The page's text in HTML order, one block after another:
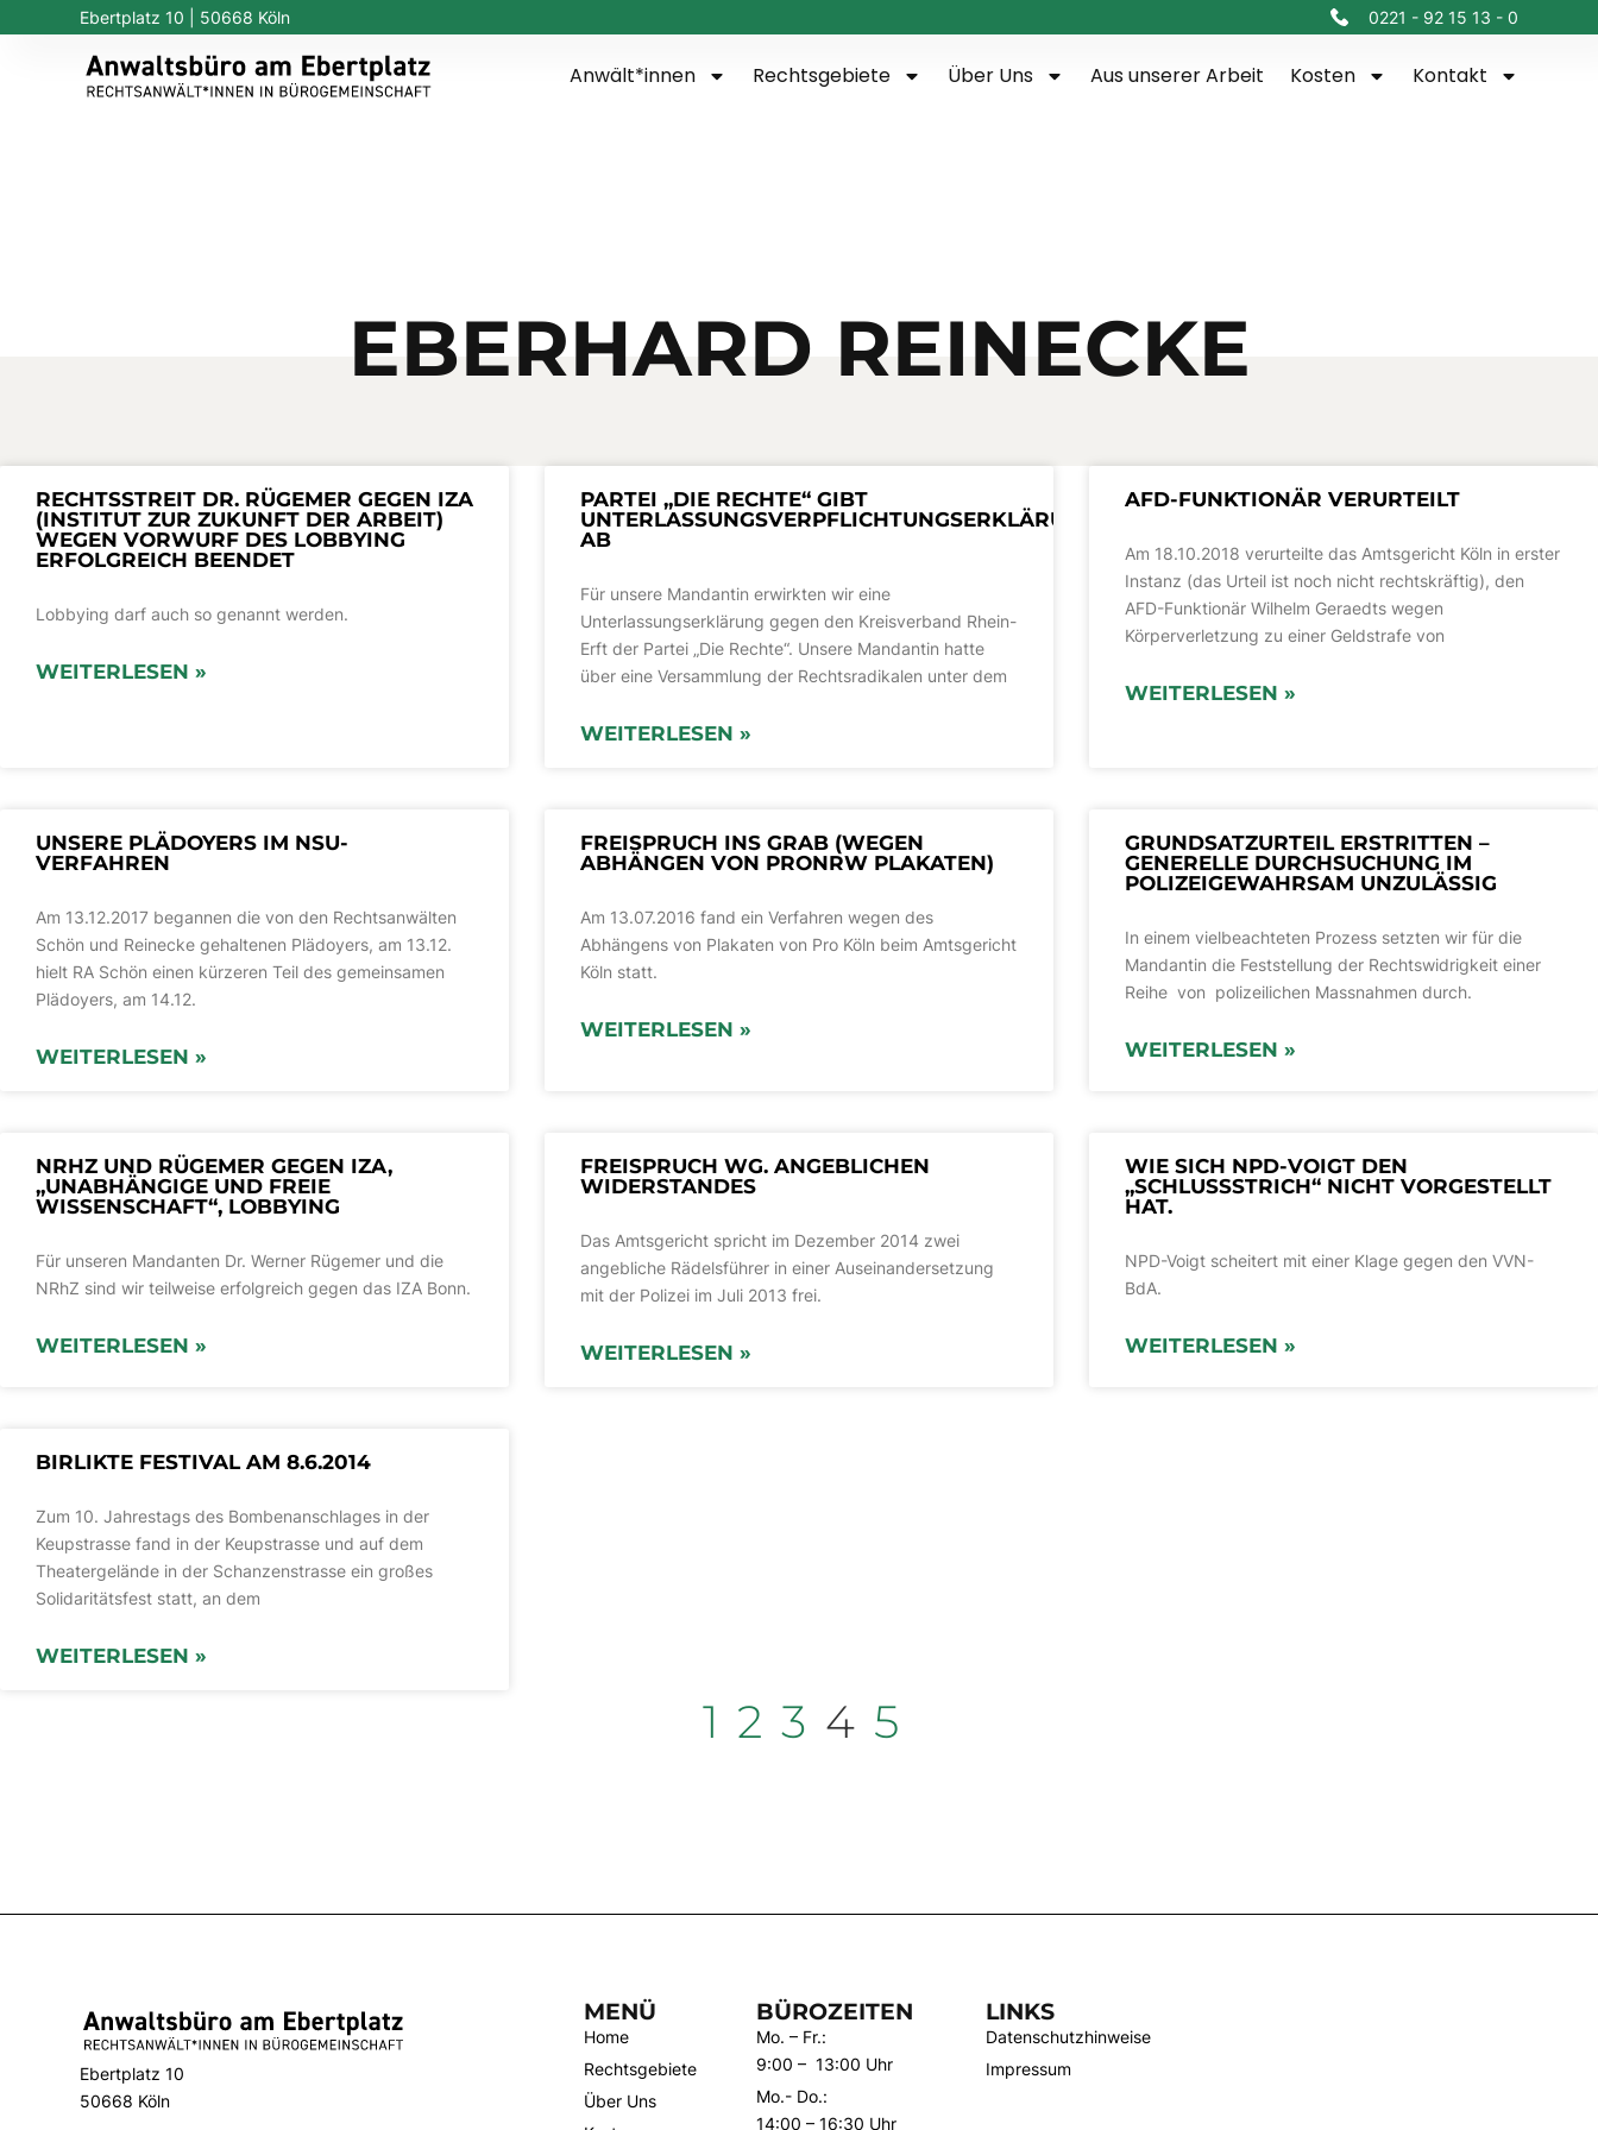
Ebertplatz 10 | 50668 Köln 0221 - 92 15 13 - 0
Anwält*innen Rechtsgebiete Über Uns Aus unserer Arbeit Kosten Kontakt
EBERHARD REINECKE
RECHTSSTREIT DR. RÜGEMER GEGEN IZA
(INSTITUT ZUR ZUKUNFT DER ARBEIT)
WEGEN VORWURF DES LOBBYING
ERFOLGREICH BEENDET
Lobbying darf auch so genannt werden.
WEITERLESEN »
PARTEI „DIE RECHTE“ GIBT
UNTERLASSUNGSVERPFLICHTUNGSERKLÄRUNG
AB
Für unsere Mandantin erwirkten wir eine
Unterlassungserklärung gegen den Kreisverband Rhein-
Erft der Partei „Die Rechte“. Unsere Mandantin hatte
über eine Versammlung der Rechtsradikalen unter dem
WEITERLESEN »
AFD-FUNKTIONÄR VERURTEILT
Am 18.10.2018 verurteilte das Amtsgericht Köln in erster
Instanz (das Urteil ist noch nicht rechtskräftig), den
AFD-Funktionär Wilhelm Geraedts wegen
Körperverletzung zu einer Geldstrafe von
WEITERLESEN »
UNSERE PLÄDOYERS IM NSU-
VERFAHREN
Am 13.12.2017 begannen die von den Rechtsanwälten
Schön und Reinecke gehaltenen Plädoyers, am 13.12.
hielt RA Schön einen kürzeren Teil des gemeinsamen
Plädoyers, am 14.12.
WEITERLESEN »
FREISPRUCH INS GRAB (WEGEN
ABHÄNGEN VON PRONRW PLAKATEN)
Am 13.07.2016 fand ein Verfahren wegen des
Abhängens von Plakaten von Pro Köln beim Amtsgericht
Köln statt.
WEITERLESEN »
GRUNDSATZURTEIL ERSTRITTEN –
GENERELLE DURCHSUCHUNG IM
POLIZEI­GEWAHRSAM UNZULÄSSIG
In einem vielbeachteten Prozess setzten wir für die
Mandantin die Feststellung der Rechtswidrigkeit einer
Reihe von polizeilichen Massnahmen durch.
WEITERLESEN »
NRHZ UND RÜGEMER GEGEN IZA,
„UNABHÄNGIGE UND FREIE
WISSENSCHAFT“, LOBBYING
Für unseren Mandanten Dr. Werner Rügemer und die
NRhZ sind wir teilweise erfolgreich gegen das IZA Bonn.
WEITERLESEN »
FREISPRUCH WG. ANGEBLICHEN
WIDERSTANDES
Das Amtsgericht spricht im Dezember 2014 zwei
angebliche Rädelsführer in einer Auseinandersetzung
mit der Polizei im Juli 2013 frei.
WEITERLESEN »
WIE SICH NPD-VOIGT DEN
„SCHLUSSSTRICH“ NICHT VORGESTELLT
HAT.
NPD-Voigt scheitert mit einer Klage gegen den VVN-
BdA.
WEITERLESEN »
BIRLIKTE FESTIVAL AM 8.6.2014
Zum 10. Jahrestags des Bombenanschlages in der
Keupstrasse fand in der Keupstrasse und auf dem
Theatergelände in der Schanzenstrasse ein großes
Solidaritätsfest statt, an dem
WEITERLESEN »
1 2 3 4 5
Ebertplatz 10
50668 Köln
MENÜ
Home
Rechtsgebiete
Über Uns
BÜROZEITEN
Mo. – Fr.:
9:00 – 13:00 Uhr
Mo.- Do.:
14:00 – 16:30 Uhr
LINKS
Datenschutzhinweise
Impressum